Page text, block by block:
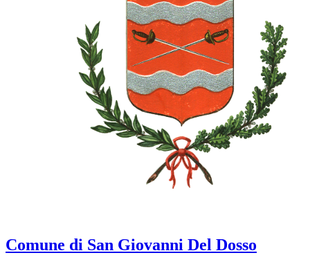
Comune di San Giovanni Del Dosso